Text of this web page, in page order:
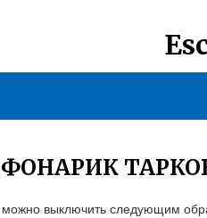
выключить следующим